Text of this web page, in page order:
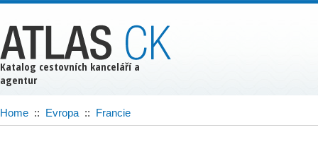
Home :: Evropa :: Francie
Katalog cestovních kanceláří a
agentur